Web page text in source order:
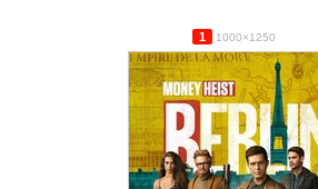
1 1000×1250